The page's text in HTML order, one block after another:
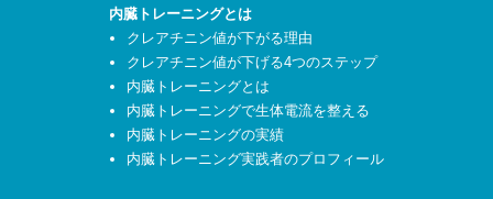
内臓トレーニングとは
クレアチニン値が下がる理由
クレアチニン値が下げる4つのステップ
内臓トレーニングとは
内臓トレーニングで生体電流を整える
内臓トレーニングの実績
内臓トレーニング実践者のプロフィール